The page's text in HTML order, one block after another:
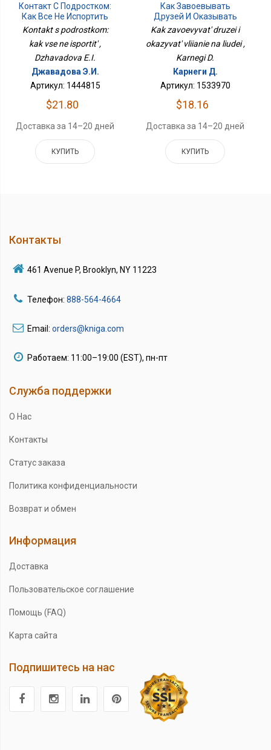
Контакт С Подростком:
Как Все Не Испортить
Kontakt s podrostkom:
kak vse ne isportit' ,
Dzhavadova E.I.
Джавадова Э.И.
Артикул: 1444815
$21.80
Доставка за 14–20 дней
КУПИТЬ
Как Завоевывать
Друзей И Оказывать
Влияние На Людей
Kak zavoevyvat' druzei i
okazyvat' vliianie na liudei ,
Karnegi D.
Карнеги Д.
Артикул: 1533970
$18.16
Доставка за 14–20 дней
КУПИТЬ
Контакты
461 Avenue P, Brooklyn, NY 11223
Телефон: 888-564-4664
Email: orders@kniga.com
Работаем: 11:00–19:00 (EST), пн-пт
Служба поддержки
О Нас
Контакты
Статус заказа
Политика конфиденциальности
Возврат и обмен
Информация
Доставка
Пользовательское соглашение
Помощь (FAQ)
Карта сайта
Подпишитесь на нас